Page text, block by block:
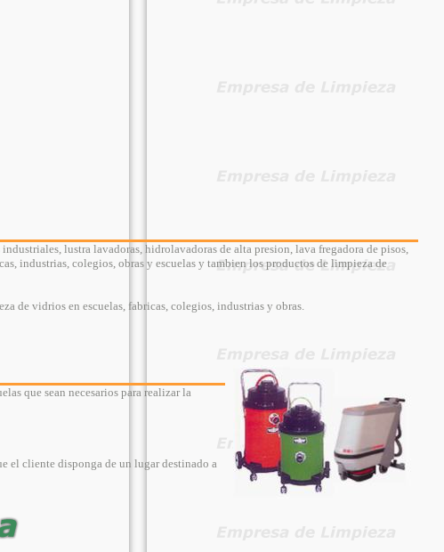
lustra lavadoras, hidrolavadoras de alta presion, lava fregadora de pisos,
industrias, colegios, obras y escuelas y tambien los productos de limpieza de
de vidrios en escuelas, fabricas, colegios, industrias y obras.
que sean necesarios para realizar la
el cliente disponga de un lugar destinado a